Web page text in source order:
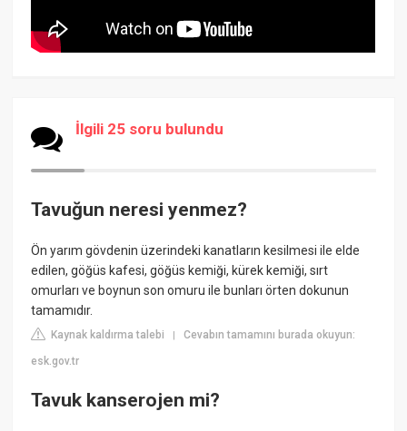
İlgili 25 soru bulundu
Tavuğun neresi yenmez?
Ön yarım gövdenin üzerindeki kanatların kesilmesi ile elde
edilen, göğüs kafesi, göğüs kemiği, kürek kemiği, sırt
omurları ve boynun son omuru ile bunları örten dokunun
tamamıdır.
Kaynak kaldırma talebi |Cevabın tamamını burada okuyun:
esk.gov.tr
Tavuk kanserojen mi?